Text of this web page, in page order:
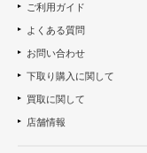
ご利用ガイド
よくある質問
お問い合わせ
下取り購入に関して
買取に関して
店舗情報